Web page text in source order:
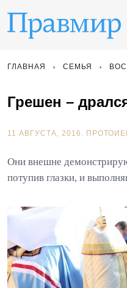
ГЛАВНАЯ СЕМЬЯ
Грешен –
11 АВГУСТА, 2016.
Они внешне
потупив глазки, и